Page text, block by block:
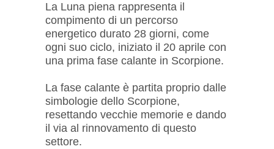
La Luna piena rappresenta il
compimento di un percorso
energetico durato 28 giorni, come
ogni suo ciclo, iniziato il 20 aprile con
una prima fase calante in Scorpione.
La fase calante è partita proprio dalle
simbologie dello Scorpione,
resettando vecchie memorie e dando
il via al rinnovamento di questo
settore.